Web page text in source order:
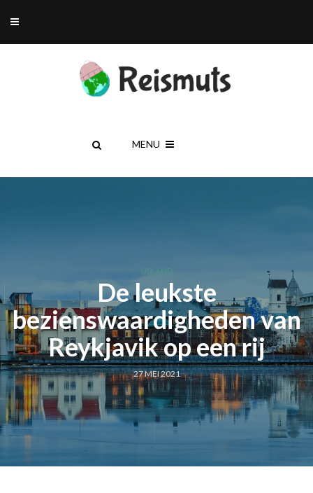
MENU
IJSLAND
De leukste
bezienswaardigheden van
Reykjavik op een rij
27 MEI 2021